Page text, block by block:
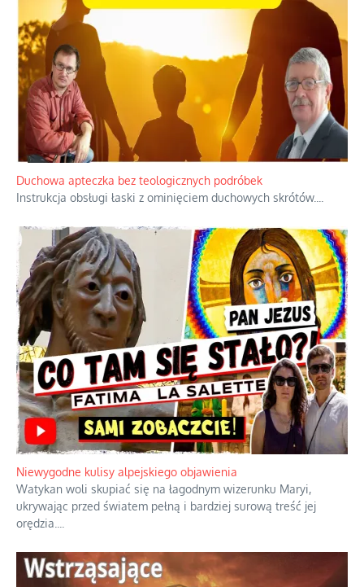
Duchowa apteczka bez teologicznych podróbek
Instrukcja obsługi łaski z ominięciem duchowych skrótów.
Niewygodne kulisy alpejskiego objawienia
Watykan woli skupiać się na łagodnym wizerunku Maryi,
ukrywając przed światem pełną i bardziej surową treść jej
orędzia.